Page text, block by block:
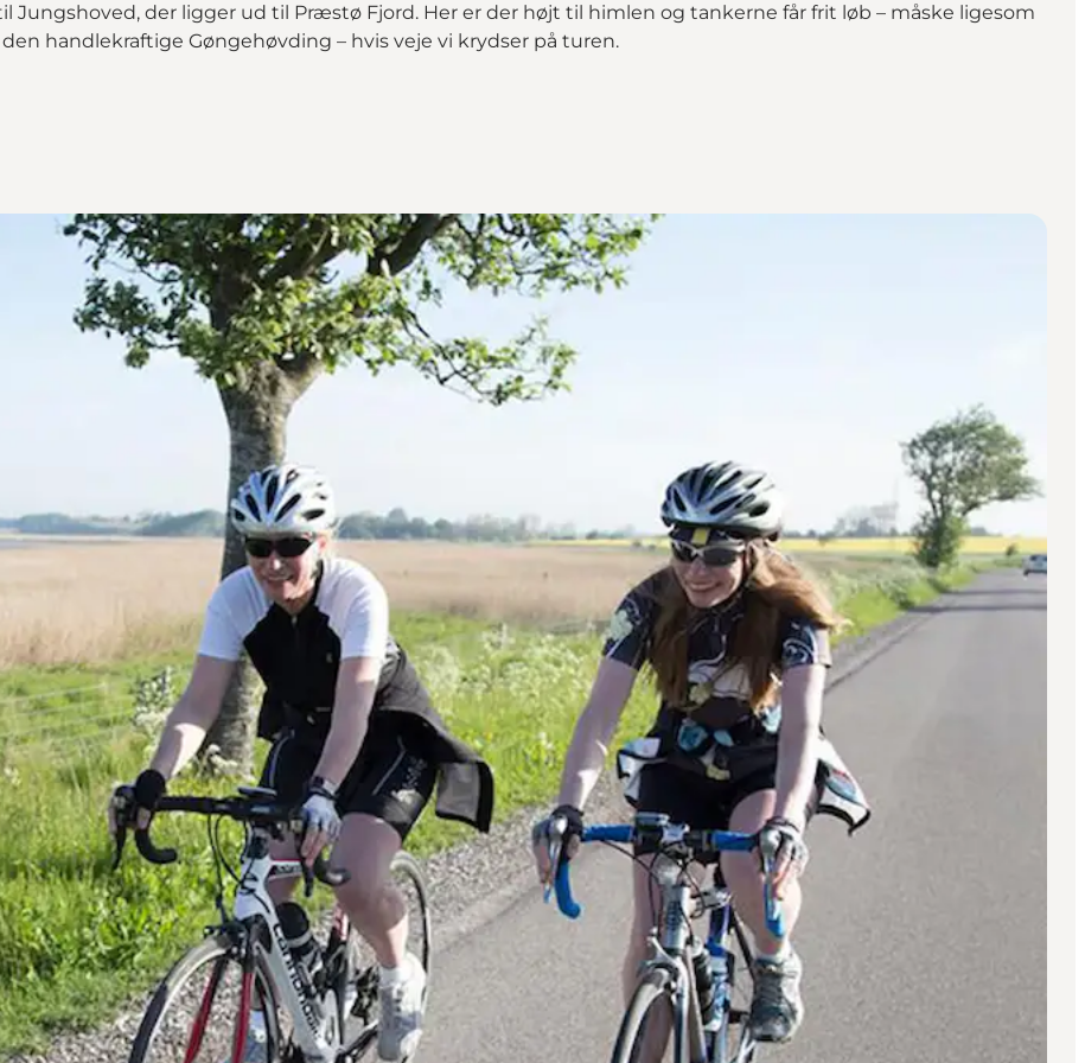
Jungshoved, der ligger ud til Præstø Fjord. Her er der højt til himlen og tankerne får frit løb – måske ligesom
handlekraftige Gøngehøvding – hvis veje vi krydser på turen.
idyl""
on_map